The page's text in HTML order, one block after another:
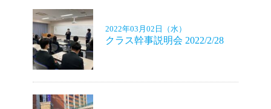
2022年03月02日（水）
クラス幹事説明会 2022/2/28